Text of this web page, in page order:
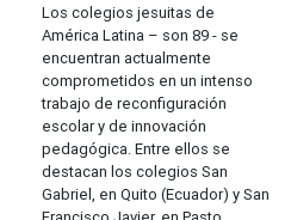
Los colegios jesuitas de
América Latina – son 89 - se
encuentran actualmente
comprometidos en un intenso
trabajo de reconfiguración
escolar y de innovación
pedagógica. Entre ellos se
destacan los colegios San
Gabriel, en Quito (Ecuador) y San